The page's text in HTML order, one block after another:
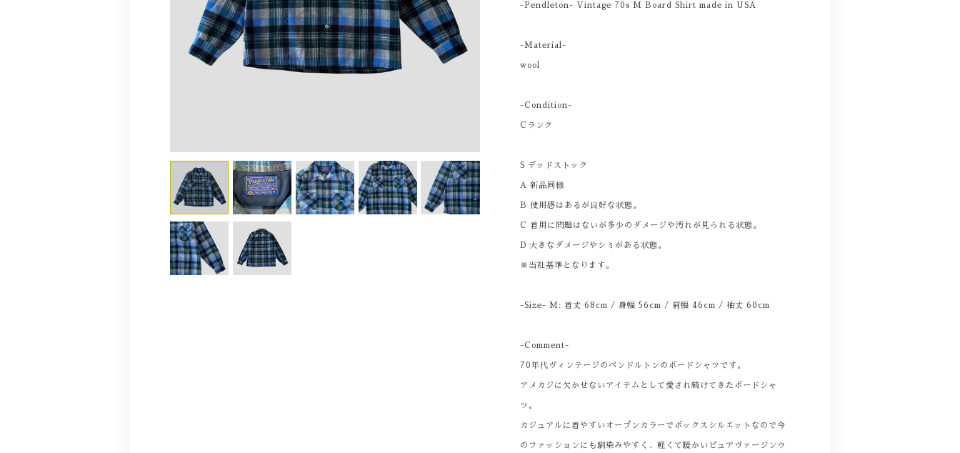
-Pendleton- Vintage 70s M Board Shirt made in USA
-Material-
wool
-Condition-
Cランク
S デッドストック
A 新品同様
B 使用感はあるが良好な状態。
C 着用に問題はないが多少のダメージや汚れが見られる状態。
D 大きなダメージやシミがある状態。
※当社基準となります。
-Size- M: 着丈 68cm / 身幅 56cm / 肩幅 46cm / 袖丈 60cm
-Comment-
70年代ヴィンテージのペンドルトンのボードシャツです。
アメカジに欠かせないアイテムとして愛され続けてきたボードシャ
ツ。
カジュアルに着やすいオープンカラーでボックスシルエットなので今
のファッションにも馴染みやすく、軽くて暖かいピュアヴァージンウ